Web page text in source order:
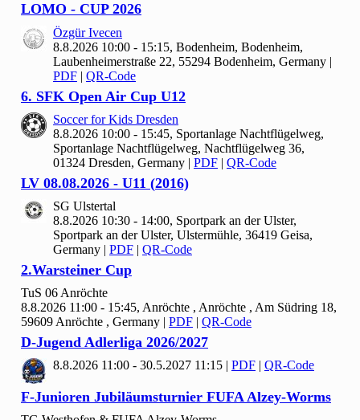
LOMO - CUP 2026
Özgür Ivecen
8.8.2026 10:00 - 15:15, Bodenheim, Bodenheim,
Laubenheimerstraße 22, 55294 Bodenheim, Germany |
PDF | QR-Code
6. SFK Open Air Cup U12
Soccer for Kids Dresden
8.8.2026 10:00 - 15:45, Sportanlage Nachtflügelweg,
Sportanlage Nachtflügelweg, Nachtflügelweg 36,
01324 Dresden, Germany | PDF | QR-Code
LV 08.08.2026 - U11 (2016)
SG Ulstertal
8.8.2026 10:30 - 14:00, Sportpark an der Ulster,
Sportpark an der Ulster, Ulstermühle, 36419 Geisa,
Germany | PDF | QR-Code
2.Warsteiner Cup
TuS 06 Anröchte
8.8.2026 11:00 - 15:45, Anröchte , Anröchte , Am Südring 18,
59609 Anröchte , Germany | PDF | QR-Code
D-Jugend Adlerliga 2026/2027
8.8.2026 11:00 - 30.5.2027 11:15 | PDF | QR-Code
F-Junioren Jubiläumsturnier FUFA Alzey-Worms